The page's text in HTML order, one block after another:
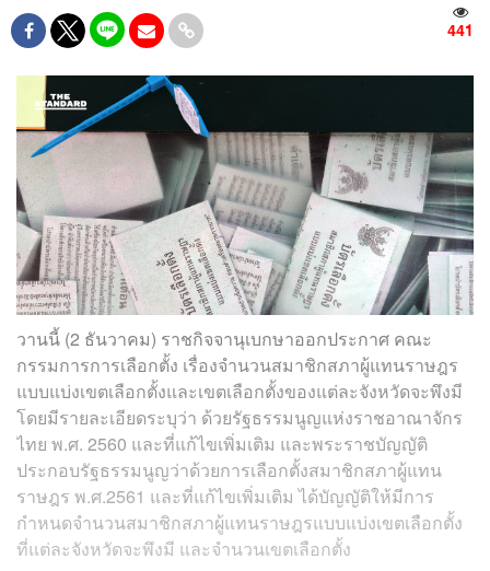
441
วานนี้ (2 ธันวาคม) ราชกิจจานุเบกษาออกประกาศ คณะ
กรรมการการเลือกตั้ง เรื่องจำนวนสมาชิกสภาผู้แทนราษฎร
แบบแบ่งเขตเลือกตั้งและเขตเลือกตั้งของแต่ละจังหวัดจะพึงมี
โดยมีรายละเอียดระบุว่า ด้วยรัฐธรรมนูญแห่งราชอาณาจักร
ไทย พ.ศ. 2560 และที่แก้ไขเพิ่มเติม และพระราชบัญญัติ
ประกอบรัฐธรรมนูญว่าด้วยการเลือกตั้งสมาชิกสภาผู้แทน
ราษฎร พ.ศ.2561 และที่แก้ไขเพิ่มเติม ได้บัญญัติให้มีการ
กำหนดจำนวนสมาชิกสภาผู้แทนราษฎรแบบแบ่งเขตเลือกตั้ง
ที่แต่ละจังหวัดจะพึงมี และจำนวนเขตเลือกตั้ง